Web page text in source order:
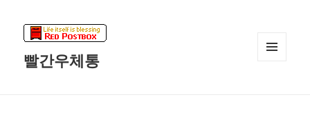
빨간우체통